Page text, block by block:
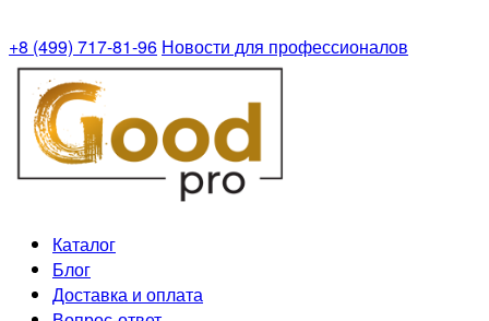
+8 (499) 717-81-96 Новости для профессионалов
Каталог
Блог
Доставка и оплата